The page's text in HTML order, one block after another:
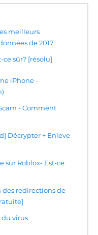
meilleurs
de 2017
ce sûr? [résolu]
iPhone -
- Comment
Décrypter + Enleve
sur Roblox- Est-ce
des redirections de
du virus